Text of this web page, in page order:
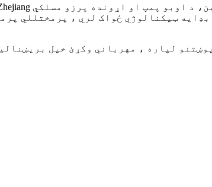
، مهرباني وکړئ خپل بریښنالیک موږ ته پریږدئ او